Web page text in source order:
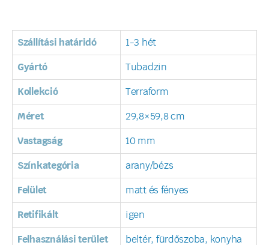
Szállítási határidó 1-3 hét
Gyártó Tubadzin
Kollekció Terraform
Méret 29,8×59,8 cm
Vastagság 10 mm
Színkategória arany/bézs
Felület matt és fényes
Retifikált igen
Felhasználási terület beltér, fürdőszoba, konyha